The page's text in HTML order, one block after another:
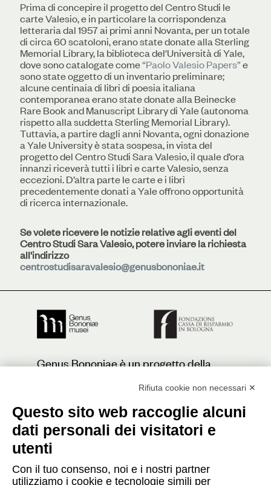
​Prima di concepire il progetto del Centro Studi le
carte Valesio, e in particolare la corrispondenza
letteraria dal 1957 ai primi anni Novanta, per un totale
di circa 60 scatoloni, erano state donate alla Sterling
Memorial Library, la biblioteca del'Università di Yale,
dove sono catalogate come“Paolo Valesio Papers”e
sono state oggetto di un inventario preliminare;
alcune centinaia di libri di poesia italiana
contemporanea erano state donate alla Beinecke
Rare Book and Manuscript Library di Yale (autonoma
rispetto alla suddetta Sterling Memorial Library).
Tuttavia, a partire dagli anni Novanta, ogni donazione
a Yale University è stata sospesa, in vista del
progetto del Centro Studi Sara Valesio, il quale d’ora
innanzi riceverà tutti i libri e carte Valesio, senza
eccezioni. D’altra parte le carte e i libri
precedentemente donati a Yale offrono opportunità
di ricerca internazionale.
Se volete ricevere le notizie relative agli eventi del
Centro Studi Sara Valesio, potere inviare la richiesta
all'indirizzo
centrostudisaravalesio@genusbononiae.it
Genus Bononiae è un progetto della
Press
Rifiuta cookie non necessari ✕
Questo sito web raccoglie alcuni
dati personali dei visitatori e
utenti
Con il tuo consenso, noi e i nostri partner
utilizziamo i cookie e tecnologie simili per